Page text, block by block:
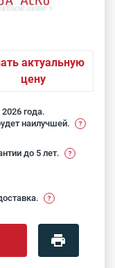
актуальную
цену
года.
наилучшей.
до 5 лет.